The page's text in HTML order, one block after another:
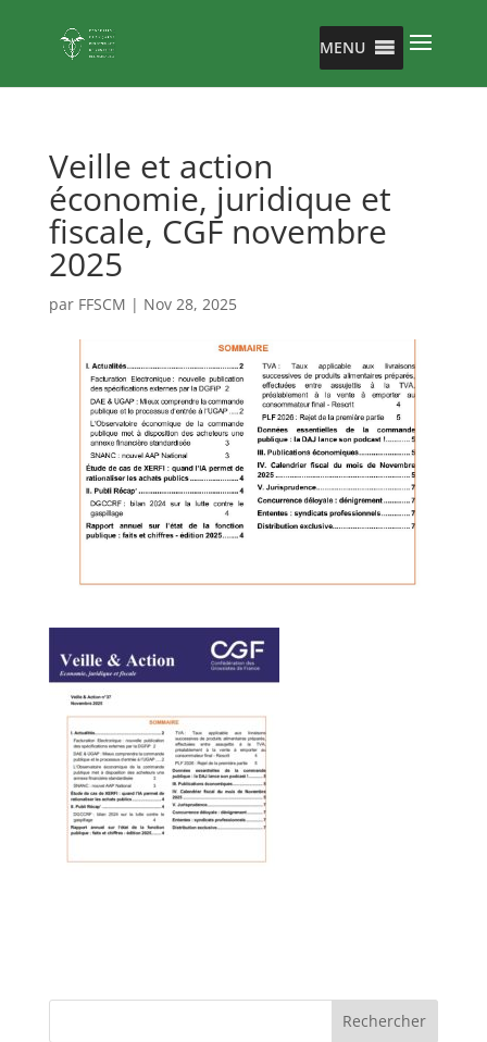
MENU
Veille et action
économie, juridique et
fiscale, CGF novembre
2025
par FFSCM | Nov 28, 2025